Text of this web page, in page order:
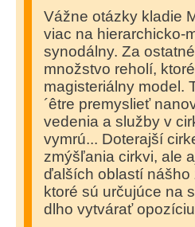
Vážne otázky kladie
viac na hierarchicko-
synodálny. Za
množstvo reholí,
magisteriálny model.
´être premyslieť
vedenia a služby v
vymrú... Doterajší
zmýšľania cirkvi, ale
ďalších oblastí nášho
ktoré sú určujúce na
dlho vytvárať